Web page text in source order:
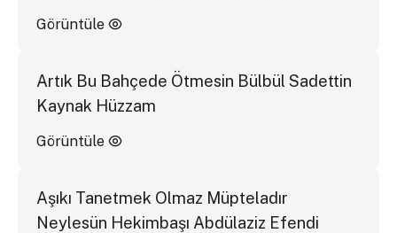
Görüntüle
Artık Bu Bahçede Ötmesin Bülbül Sadettin
Kaynak Hüzzam
Görüntüle
Aşıkı Tanetmek Olmaz Müpteladır
Neylesün Hekimbaşı Abdülaziz Efendi